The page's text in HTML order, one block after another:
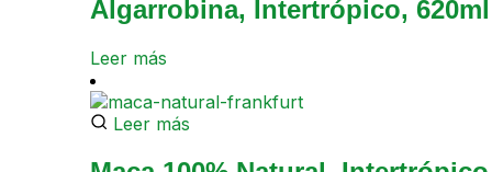
Algarrobina, Intertrópico, 620ml
Leer más
Leer más